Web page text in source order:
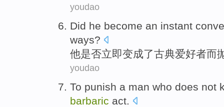
youdao
Did he become an instant
ways?
他是否立即变成了古典爱好者而
youdao
To punish a man who does not
barbaric act.